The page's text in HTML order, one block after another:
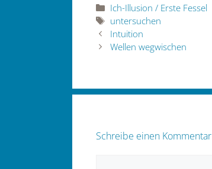
Kategorien
Ich-Illusion / Erste Fessel
Schlagwörter
untersuchen
Intuition
Wellen wegwischen
Schreibe einen Kommentar